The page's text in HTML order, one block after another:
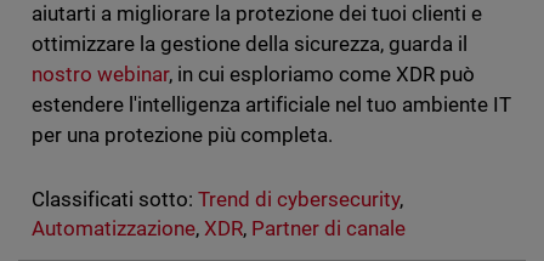
aiutarti a migliorare la protezione dei tuoi clienti e
ottimizzare la gestione della sicurezza, guarda il
nostro webinar, in cui esploriamo come XDR può
estendere l'intelligenza artificiale nel tuo ambiente IT
per una protezione più completa.
Classificati sotto: Trend di cybersecurity,
Automatizzazione, XDR, Partner di canale